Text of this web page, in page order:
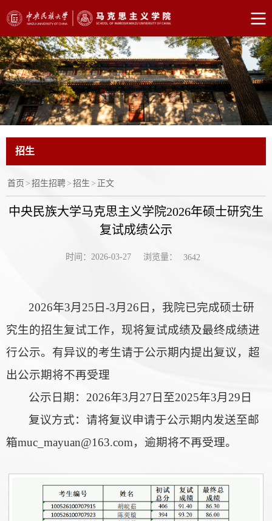
招生
首页 > 招生招聘 > 招生 > 正文
中央民族大学马克思主义学院2026年硕士研究生
复试成绩公示
时间：2026-03-27 浏览量： 3642
2026年3月25日-3月26日，我院已完成硕士研
究生的招生复试工作，现将复试成绩及最终成绩进
行公示。有异议的考生请于公示期内提出复议，超
出公示期将不再受理
公示日期：2026年3月27日至2025年3月29日
复议方式：请将复议申请于公示期内发送至邮
箱muc_mayuan@163.com，逾期将不再受理。